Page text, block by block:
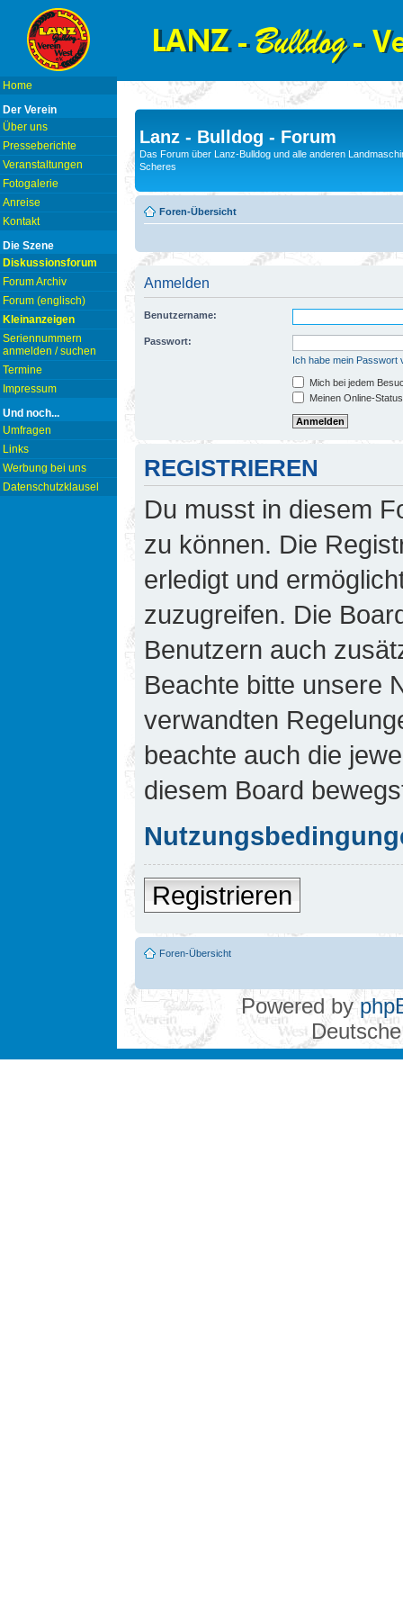
Home
Der Verein
Über uns
Presseberichte
Veranstaltungen
Fotogalerie
Anreise
Kontakt
Die Szene
Diskussionsforum
Forum Archiv
Forum (englisch)
Kleinanzeigen
Seriennummern
anmelden / suchen
Termine
Impressum
Und noch...
Umfragen
Links
Werbung bei uns
Datenschutzklausel
Lanz - Bulldog - Forum
Das Forum über Lanz-Bulldog und alle anderen
Scheres
Foren-Übersicht
Anmelden
Benutzername:
Passwort:
Ich habe mein Passwort
Mich bei jedem
Meinen Online-
REGISTRIEREN
Du musst in diesem
zu können. Die
erledigt und
zuzugreifen. Die
Benutzern auch
Beachte bitte unsere
verwandten
beachte auch die
diesem Board
Registrieren
Foren-Übersicht
Powered by